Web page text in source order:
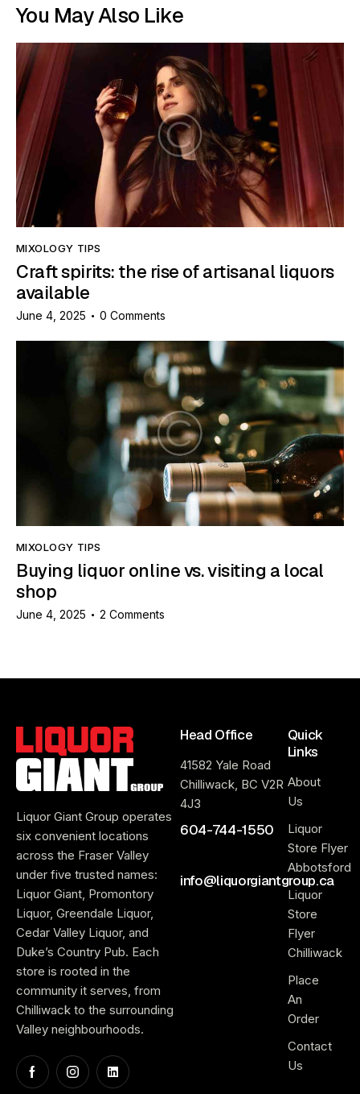
You May Also Like
MIXOLOGY TIPS
Craft spirits: the rise of artisanal liquors
available
June 4, 2025 0 Comments
MIXOLOGY TIPS
Buying liquor online vs. visiting a local
shop
June 4, 2025 2 Comments
Liquor Giant Group operates
six convenient locations
across the Fraser Valley
under five trusted names:
Liquor Giant, Promontory
Liquor, Greendale Liquor,
Cedar Valley Liquor, and
Duke’s Country Pub. Each
store is rooted in the
community it serves, from
Chilliwack to the surrounding
Valley neighbourhoods.
Head Office
41582 Yale Road
Chilliwack, BC V2R
4J3
604-744-1550
info@liquorgiantgroup.ca
Quick
Links
About
Us
Liquor
Store Flyer
Abbotsford
Liquor
Store
Flyer
Chilliwack
Place
An
Order
Contact
Us